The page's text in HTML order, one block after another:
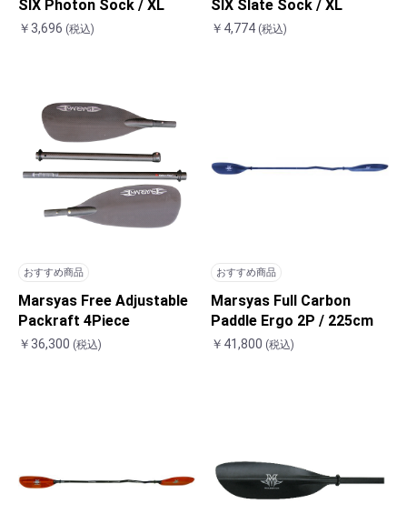
SIX Photon Sock / XL
￥3,696 (税込)
SIX Slate Sock / XL
￥4,774 (税込)
おすすめ商品
Marsyas Free Adjustable
Packraft 4Piece
￥36,300 (税込)
おすすめ商品
Marsyas Full Carbon
Paddle Ergo 2P / 225cm
￥41,800 (税込)